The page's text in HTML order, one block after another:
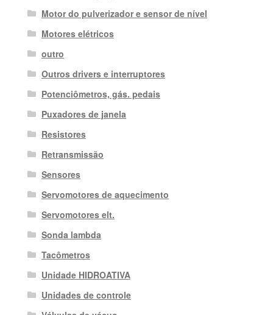
Motor do pulverizador e sensor de nível
Motores elétricos
outro
Outros drivers e interruptores
Potenciômetros, gás. pedais
Puxadores de janela
Resistores
Retransmissão
Sensores
Servomotores de aquecimento
Servomotores elt.
Sonda lambda
Tacômetros
Unidade HIDROATIVA
Unidades de controle